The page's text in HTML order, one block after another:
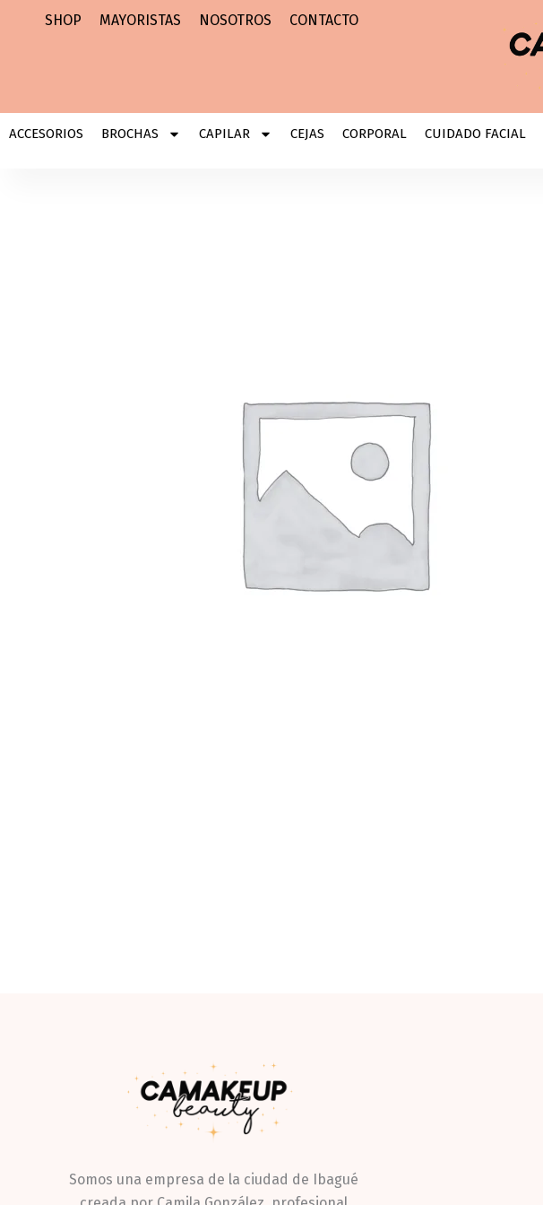
SHOP MAYORISTAS NOSOTROS CONTACTO
ACCESORIOS BROCHAS CAPILAR CEJAS CORPORAL CUIDADO FACIAL
Somos una empresa de la ciudad de Ibagué